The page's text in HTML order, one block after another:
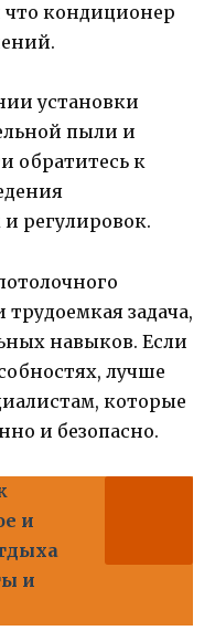
кондиционер
установки
пыли и
обратитесь к
регулировок.
задача,
навыков. Если
лучше
которые
и безопасно.
и
и